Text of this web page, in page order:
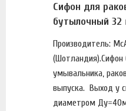
Сифон для
бутылочный 32
Производитель:
умывальника,
выпуска. Выход у
диаметром